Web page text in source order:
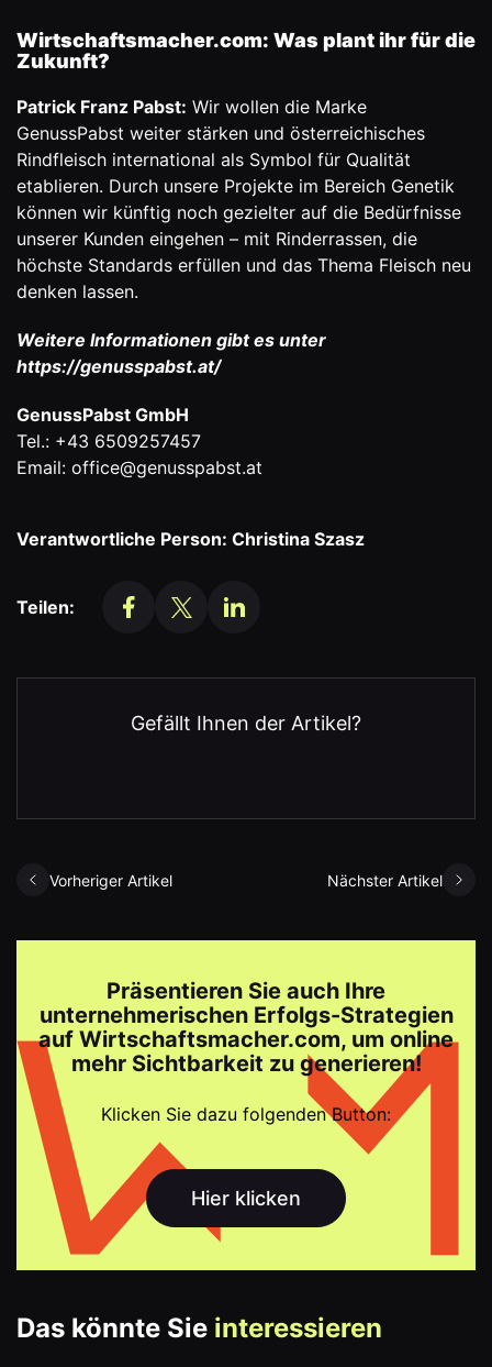
Wirtschaftsmacher.com: Was plant ihr für die
Zukunft?
Patrick Franz Pabst: Wir wollen die Marke
GenussPabst weiter stärken und österreichisches
Rindfleisch international als Symbol für Qualität
etablieren. Durch unsere Projekte im Bereich Genetik
können wir künftig noch gezielter auf die Bedürfnisse
unserer Kunden eingehen – mit Rinderrassen, die
höchste Standards erfüllen und das Thema Fleisch neu
denken lassen.
Weitere Informationen gibt es unter
https://genusspabst.at/
GenussPabst GmbH
Tel.: +43 6509257457
Email: office@genusspabst.at
Verantwortliche Person: Christina Szasz
Teilen:
Gefällt Ihnen der Artikel?
Vorheriger Artikel Nächster Artikel
Präsentieren Sie auch Ihre
unternehmerischen Erfolgs-Strategien
auf Wirtschaftsmacher.com, um online
mehr Sichtbarkeit zu generieren!
Klicken Sie dazu folgenden Button:
Hier klicken
Das könnte Sie interessieren